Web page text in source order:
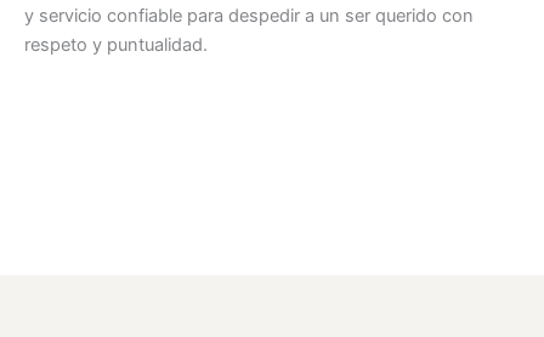
y servicio confiable para despedir a un ser querido con
respeto y puntualidad.